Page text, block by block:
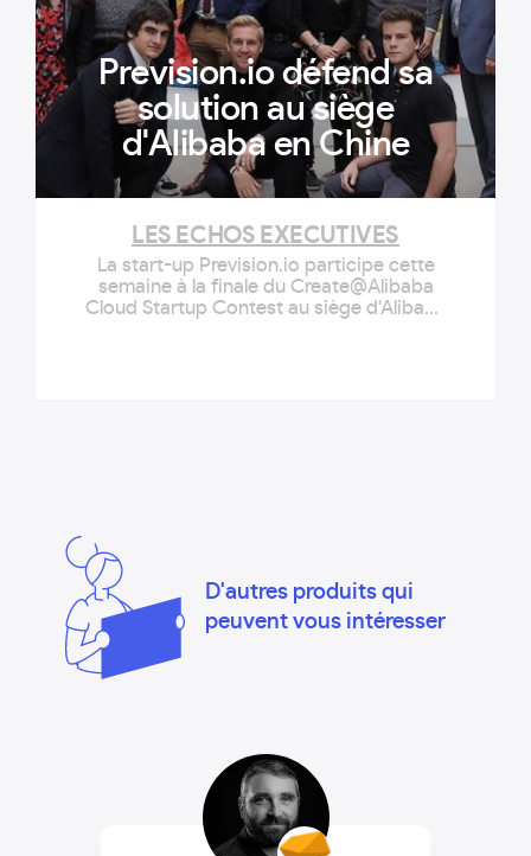
Prevision.io défend sa
solution au siège
d'Alibaba en Chine
LES ECHOS EXECUTIVES
La start-up Prevision.io participe cette
semaine à la finale du Create@Alibaba
Cloud Startup Contest au siège d'Alibaba
D'autres produits qui
peuvent vous intéresser